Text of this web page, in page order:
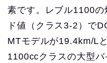
素です。レブル1100
ド値（クラス3-2）で
MTモデルが19.4km/L
1100ccクラスの大型